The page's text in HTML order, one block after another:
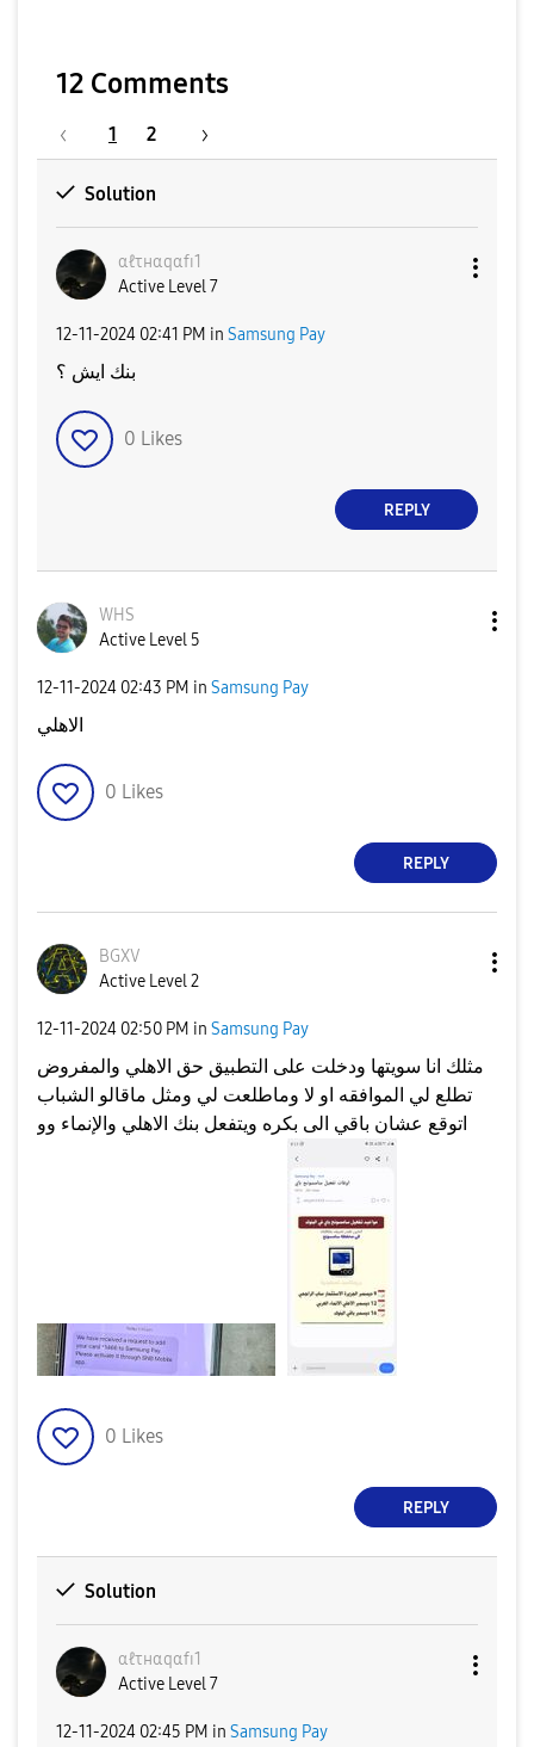
12 Comments
1 2
Solution
αℓτнαqαfɪ1
Active Level 7
‎12-11-2024 02:41 PM in Samsung Pay
بنك ايش ؟
0 Likes
REPLY
WHS
Active Level 5
‎12-11-2024 02:43 PM in Samsung Pay
الاهلي
0 Likes
REPLY
BGXV
Active Level 2
‎12-11-2024 02:50 PM in Samsung Pay
مثلك انا سويتها ودخلت على التطبيق حق الاهلي والمفروض
تطلع لي الموافقه او لا وماطلعت لي ومثل ماقالو الشباب
اتوقع عشان باقي الى بكره ويتفعل بنك الاهلي والإنماء وو
0 Likes
REPLY
Solution
αℓτнαqαfɪ1
Active Level 7
‎12-11-2024 02:45 PM in Samsung Pay